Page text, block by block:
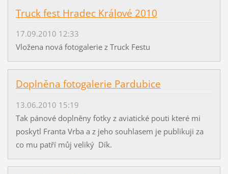
Truck fest Hradec Králové 2010
17.09.2010 12:33
Vložena nová fotogalerie z Truck Festu
Doplněna fotogalerie Pardubice
13.06.2010 15:19
Tak pánové doplněny fotky z aviatické pouti které mi
poskytl Franta Vrba a z jeho souhlasem je publikuji za
co mu patří můj veliký Dík.